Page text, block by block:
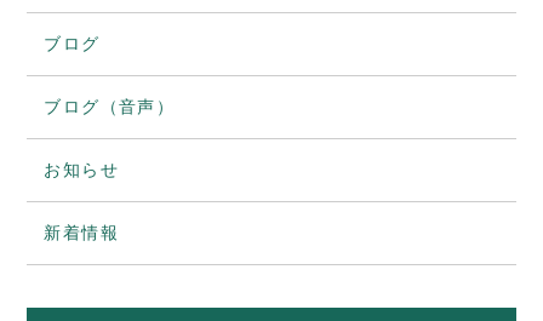
ブログ
ブログ（音声）
お知らせ
新着情報